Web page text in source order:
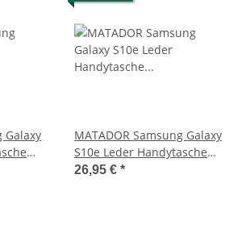
Galaxy
MATADOR Samsung Galaxy
S10e Leder Handytasche
verschließbar Schwarz
26,95 € *